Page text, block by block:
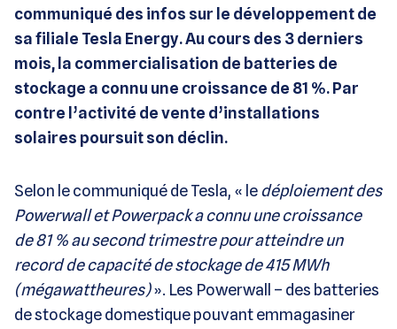
communiqué des infos sur le développement de
sa filiale Tesla Energy. Au cours des 3 derniers
mois, la commercialisation de batteries de
stockage a connu une croissance de 81 %. Par
contre l’activité de vente d’installations
solaires poursuit son déclin.
Selon le communiqué de Tesla, « ledéploiement des
Powerwall et Powerpack a connu une croissance
de 81 % au second trimestre pour atteindre un
record de capacité de stockage de 415 MWh
(mégawattheures)». Les Powerwall – des batteries
de stockage domestique pouvant emmagasiner